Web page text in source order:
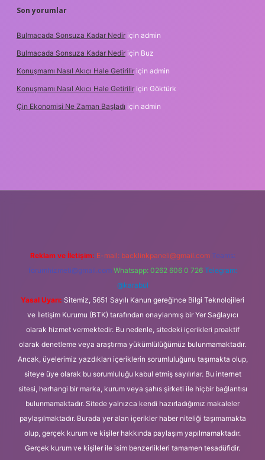
Son yorumlar
Bulmacada Sonsuza Kadar Nedir için admin
Bulmacada Sonsuza Kadar Nedir için Buz
Konuşmamı Nasıl Akıcı Hale Getirilir için admin
Konuşmamı Nasıl Akıcı Hale Getirilir için Göktürk
Çin Ekonomisi Ne Zaman Başladı için admin
Reklam ve İletişim: E-mail: backlinkpaneli@gmail.com Teams:
forumhizmeti@gmail.com Whatsapp: 0262 606 0 726 Telegram:
@karabul
Yasal Uyarı: Sitemiz, 5651 Sayılı Kanun gereğince Bilgi Teknolojileri
ve İletişim Kurumu (BTK) tarafından onaylanmış bir Yer Sağlayıcı
olarak hizmet vermektedir. Bu nedenle, sitedeki içerikleri proaktif
olarak denetleme veya araştırma yükümlülüğümüz bulunmamaktadır.
Ancak, üyelerimiz yazdıkları içeriklerin sorumluluğunu taşımakta olup,
siteye üye olarak bu sorumluluğu kabul etmiş sayılırlar. Bu internet
sitesi, herhangi bir marka, kurum veya şahıs şirketi ile hiçbir bağlantısı
bulunmamaktadır. Sitede yalnızca kendi hazırladığımız makaleler
paylaşılmaktadır. Burada yer alan içerikler haber niteliği taşımamakta
olup, gerçek kurum ve kişiler hakkında paylaşım yapılmamaktadır.
Gerçek kurum ve kişiler ile isim benzerlikleri tamamen tesadüfidir.